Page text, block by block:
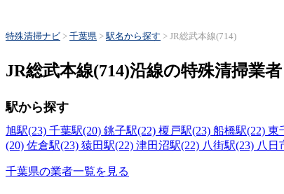
特殊清掃ナビ > 千葉県 >駅名から探す > JR総武本線(714)
JR総武本線(714)沿線の特殊清掃業者
駅から探す
旭駅(23) 千葉駅(20) 銚子駅(22) 榎戸駅(23) 船橋駅(22) 東
(20) 佐倉駅(23) 猿田駅(22) 津田沼駅(22) 八街駅(23) 八日
千葉県の業者一覧を見る